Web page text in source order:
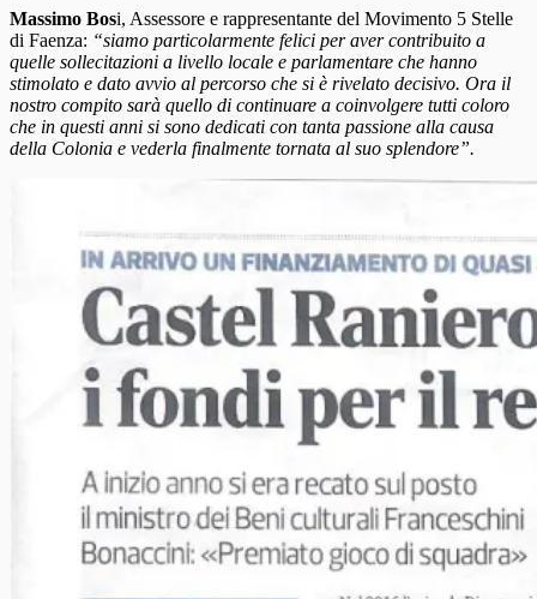
Massimo Bosi, Assessore e rappresentante del Movimento 5 Stelle
di Faenza: “siamo particolarmente felici per aver contribuito a
quelle sollecitazioni a livello locale e parlamentare che hanno
stimolato e dato avvio al percorso che si è rivelato decisivo. Ora il
nostro compito sarà quello di continuare a coinvolgere tutti coloro
che in questi anni si sono dedicati con tanta passione alla causa
della Colonia e vederla finalmente tornata al suo splendore”.